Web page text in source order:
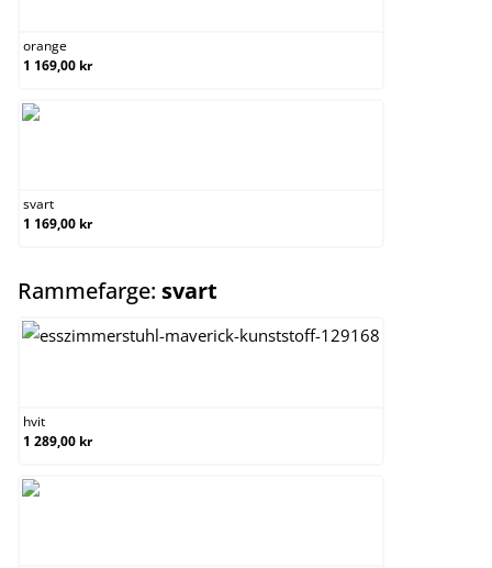
orange
1 169,00 kr
svart
1 169,00 kr
Rammefarge: svart
hvit
1 289,00 kr